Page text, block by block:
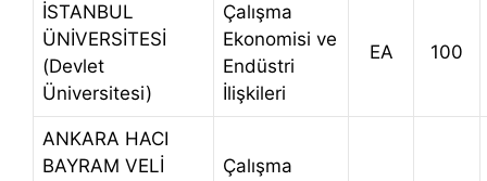
İSTANBUL
ÜNİVERSİTESİ
(Devlet
Üniversitesi)
Çalışma
Ekonomisi ve
Endüstri
İlişkileri
EA 100
ANKARA HACI
BAYRAM VELİ
Çalışma